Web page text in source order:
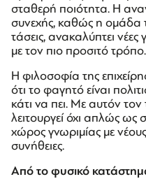
σταθερή ποιότητα. Η
συνεχής, καθώς η ομάδα
τάσεις, ανακαλύπτει νέες
με τον πιο προσιτό τρόπο.
Η φιλοσοφία της
ότι το φαγητό είναι
κάτι να πει. Με αυτόν
λειτουργεί όχι απλώς
χώρος γνωριμίας με νέους
συνήθειες.
Από το φυσικό